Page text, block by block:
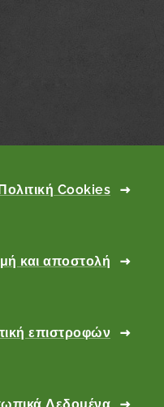
Cookies
και αποστολή
επιστροφών